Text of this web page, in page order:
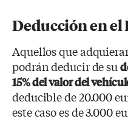
Deducción en el
Aquellos que
podrán deducir de su
15% del valor del
deducible de 20.000
este caso es de 3.000